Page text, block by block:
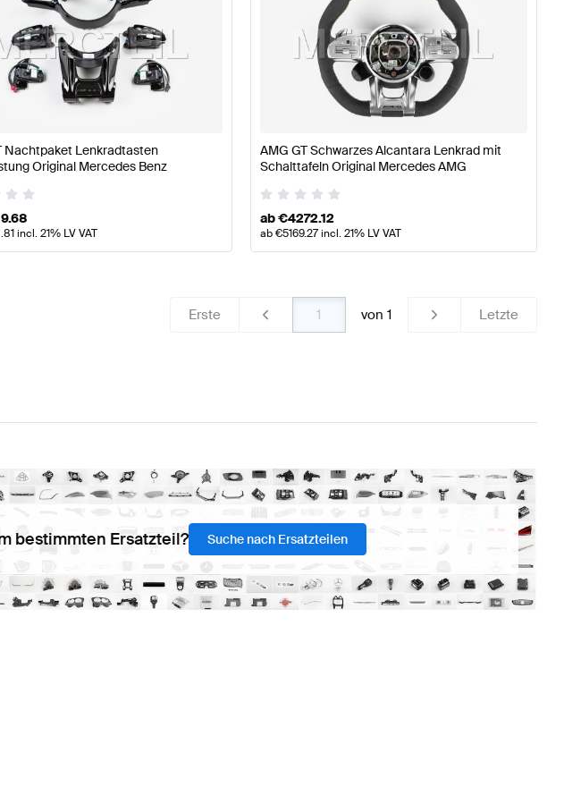
Nachtpaket Lenkradtasten
Original Mercedes Benz
incl. 21% LV VAT
AMG GT Schwarzes Alcantara Lenkrad mit
Schalttafeln Original Mercedes AMG
ab€4272.12
ab€5169.27incl. 21% LV VAT
Erste von 1 Letzte
bestimmten Ersatzteil? Suche nach Ersatzteilen